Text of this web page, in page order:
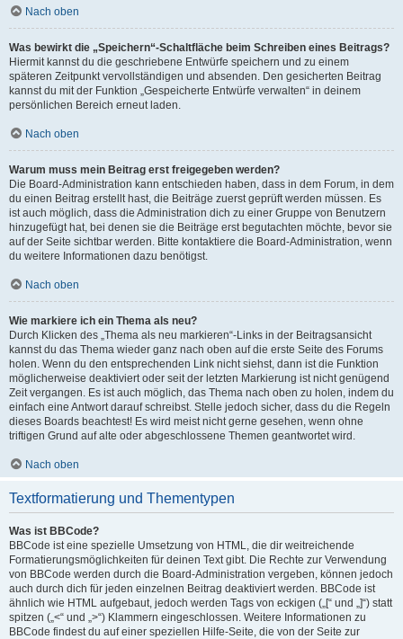
Nach oben
Was bewirkt die „Speichern“-Schaltfläche beim Schreiben eines Beitrags?
Hiermit kannst du die geschriebene Entwürfe speichern und zu einem
späteren Zeitpunkt vervollständigen und absenden. Den gesicherten Beitrag
kannst du mit der Funktion „Gespeicherte Entwürfe verwalten“ in deinem
persönlichen Bereich erneut laden.
Nach oben
Warum muss mein Beitrag erst freigegeben werden?
Die Board-Administration kann entschieden haben, dass in dem Forum, in dem
du einen Beitrag erstellt hast, die Beiträge zuerst geprüft werden müssen. Es
ist auch möglich, dass die Administration dich zu einer Gruppe von Benutzern
hinzugefügt hat, bei denen sie die Beiträge erst begutachten möchte, bevor sie
auf der Seite sichtbar werden. Bitte kontaktiere die Board-Administration, wenn
du weitere Informationen dazu benötigst.
Nach oben
Wie markiere ich ein Thema als neu?
Durch Klicken des „Thema als neu markieren“-Links in der Beitragsansicht
kannst du das Thema wieder ganz nach oben auf die erste Seite des Forums
holen. Wenn du den entsprechenden Link nicht siehst, dann ist die Funktion
möglicherweise deaktiviert oder seit der letzten Markierung ist nicht genügend
Zeit vergangen. Es ist auch möglich, das Thema nach oben zu holen, indem du
einfach eine Antwort darauf schreibst. Stelle jedoch sicher, dass du die Regeln
dieses Boards beachtest! Es wird meist nicht gerne gesehen, wenn ohne
triftigen Grund auf alte oder abgeschlossene Themen geantwortet wird.
Nach oben
Textformatierung und Thementypen
Was ist BBCode?
BBCode ist eine spezielle Umsetzung von HTML, die dir weitreichende
Formatierungsmöglichkeiten für deinen Text gibt. Die Rechte zur Verwendung
von BBCode werden durch die Board-Administration vergeben, können jedoch
auch durch dich für jeden einzelnen Beitrag deaktiviert werden. BBCode ist
ähnlich wie HTML aufgebaut, jedoch werden Tags von eckigen („[“ und „]“) statt
spitzen („<“ und „>“) Klammern eingeschlossen. Weitere Informationen zu
BBCode findest du auf einer speziellen Hilfe-Seite, die von der Seite zur